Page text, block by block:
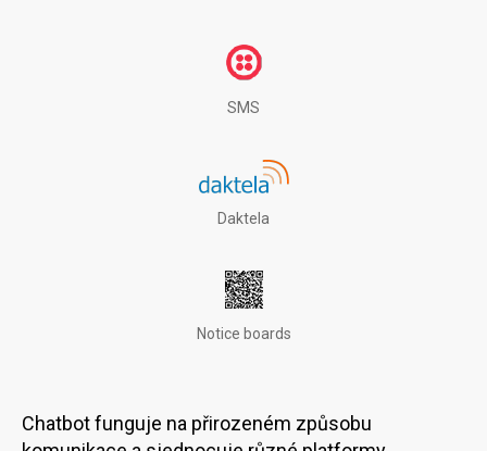
SMS
Daktela
Notice boards
Chatbot funguje na přirozeném způsobu